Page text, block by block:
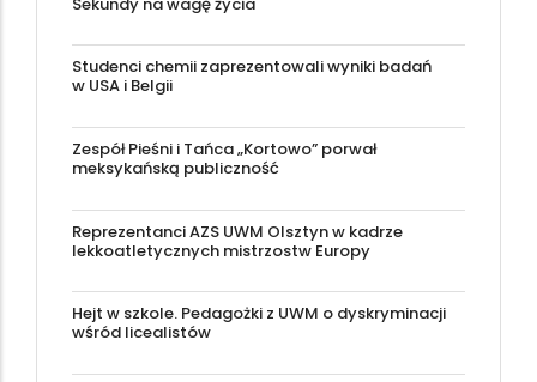
Studenci chemii zaprezentowali wyniki badań
w USA i Belgii
Zespół Pieśni i Tańca „Kortowo” porwał
meksykańską publiczność
Reprezentanci AZS UWM Olsztyn w kadrze
lekkoatletycznych mistrzostw Europy
Hejt w szkole. Pedagożki z UWM o dyskryminacji
wśród licealistów